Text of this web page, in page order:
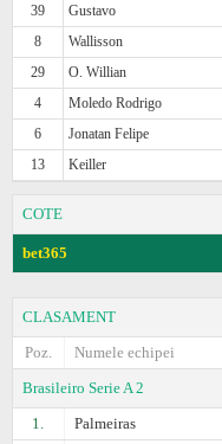
39
Gustavo
8
Wallisson
29
O. Willian
4
Moledo Rodrigo
6
Jonatan Felipe
13
Keiller
COTE
bet365
CLASAMENT
Poz.
Numele echipei
Brasileiro Serie A 2
1.
Palmeiras